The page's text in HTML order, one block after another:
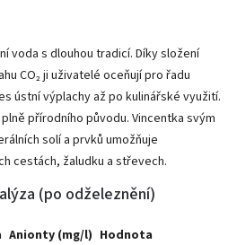
voda s dlouhou tradicí. Díky složení
CO₂ ji uživatelé oceňují pro řadu
ústní výplachy až po kulinářské využití.
přírodního původu. Vincentka svým
solí a prvků umožňuje
cestách, žaludku a střevech.
(po odželeznění)
Anionty (mg/l) Hodnota